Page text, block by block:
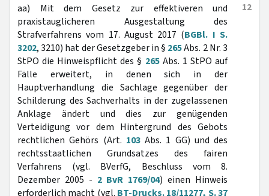
12
aa) Mit dem Gesetz zur effektiveren und
praxistauglicheren Ausgestaltung des
Strafverfahrens vom 17. August 2017 (BGBl. I S.
3202, 3210) hat der Gesetzgeber in § 265Abs. 2 Nr. 3
StPO die Hinweispflicht des § 265Abs. 1 StPO auf
Fälle erweitert, in denen sich in der
Hauptverhandlung die Sachlage gegenüber der
Schilderung des Sachverhalts in der zugelassenen
Anklage ändert und dies zur genügenden
Verteidigung vor dem Hintergrund des Gebots
rechtlichen Gehörs (Art. 103Abs. 1 GG) und des
rechtsstaatlichen Grundsatzes des fairen
Verfahrens (vgl. BVerfG, Beschluss vom 8.
Dezember 2005 - 2 BvR 1769/04) einen Hinweis
erforderlich macht (vgl. BT-Drucks. 18/11277, S. 37